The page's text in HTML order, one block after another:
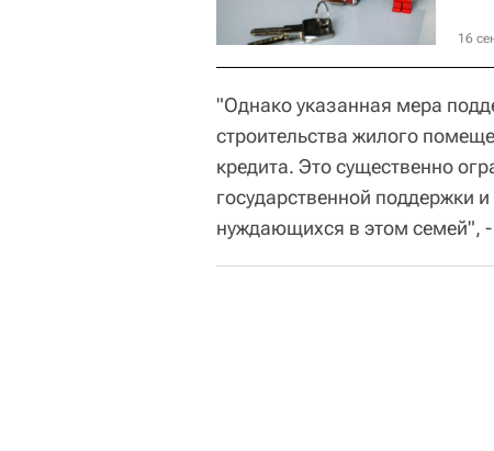
16
"Однако указанная мера
строительства жилого
кредита. Это существенно
государственной поддержки
нуждающихся в этом семей",